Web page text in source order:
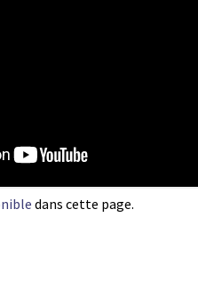
dans cette page.